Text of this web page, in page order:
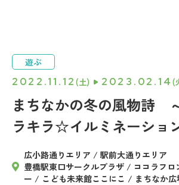
まちなかの冬の風物詩
ラキラ☆イルミネーショ
2022.11.12 (土) 2023.02.14 (
遊ぶ
広小路通りエリア / 駅前大通りエリア
豊橋駅東口サークルプラザ / ココラフロ
ー / こども未来館ここにこ / まちなか広